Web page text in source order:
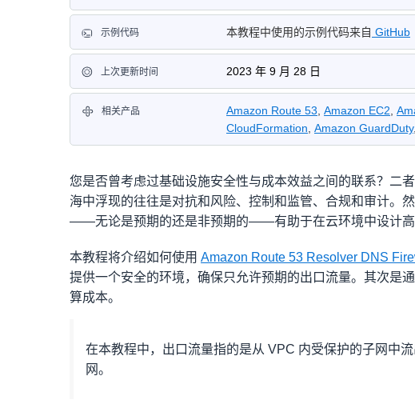
示例代码 本教程中使用的示例代码来自 GitHub
上次更新时间 2023 年 9 月 28 日
相关产品 Amazon Route 53 Amazon EC2
CloudFormation Amazon GuardDuty,
您是否曾考虑过基础设施安全性与成本效益之间的联系？二
海中浮现的往往是对抗和风险、控制和监管、合规和审计。
——无论是预期的还是非预期的——有助于在云环境中设计高
本教程将介绍如何使用 Amazon Route 53 Resolver DNS
提供一个安全的环境，确保只允许预期的出口流量。其次是
算成本。
在本教程中，出口流量指的是从 VPC 内受保护的子网中
网。